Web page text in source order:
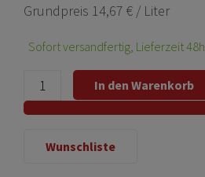
Grundpreis 14,67 € / Liter
Sofort versandfertig, Lieferzeit 48h
In den Warenkorb
Wunschliste